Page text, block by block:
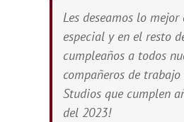
Les deseamos lo mejor
especial y en el resto
cumpleaños a todos
compañeros de trabajo
Studios que cumplen
del 2023!